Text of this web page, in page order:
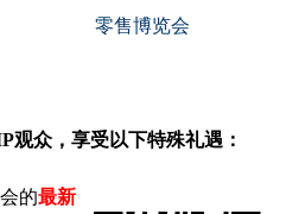
零售博览会
观众，享受以下特殊礼遇：
的最新